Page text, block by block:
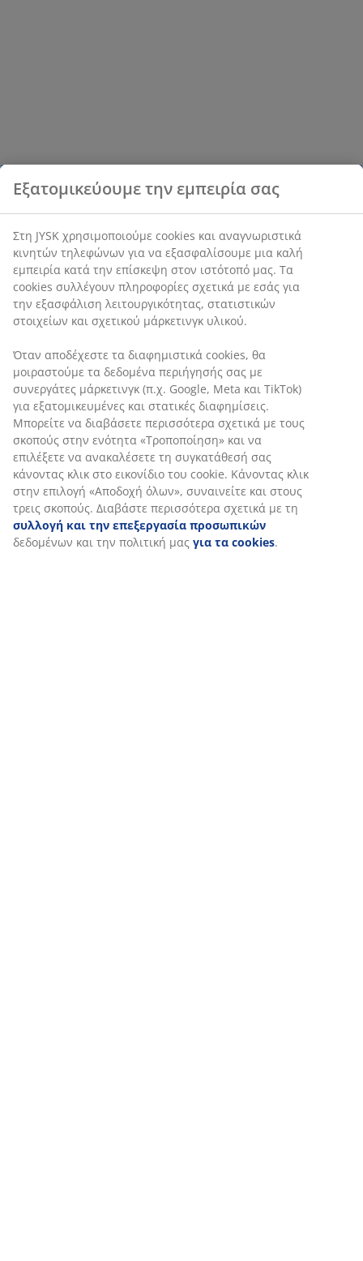
Εξατομικεύουμε την εμπειρία σας
Στη JYSK χρησιμοποιούμε cookies και αναγνωριστικά
κινητών τηλεφώνων για να εξασφαλίσουμε μια καλή
εμπειρία κατά την επίσκεψη στον ιστότοπό μας. Τα
cookies συλλέγουν πληροφορίες σχετικά με εσάς για
την εξασφάλιση λειτουργικότητας, στατιστικών
στοιχείων και σχετικού μάρκετινγκ υλικού.
Όταν αποδέχεστε τα διαφημιστικά cookies, θα
μοιραστούμε τα δεδομένα περιήγησής σας με
συνεργάτες μάρκετινγκ (π.χ. Google, Meta και TikTok)
για εξατομικευμένες και στατικές διαφημίσεις.
Μπορείτε να διαβάσετε περισσότερα σχετικά με τους
σκοπούς στην ενότητα «Τροποποίηση» και να
επιλέξετε να ανακαλέσετε τη συγκατάθεσή σας
κάνοντας κλικ στο εικονίδιο του cookie. Κάνοντας κλικ
στην επιλογή «Αποδοχή όλων», συναινείτε και στους
τρεις σκοπούς. Διαβάστε περισσότερα σχετικά με τη
συλλογή και την επεξεργασία προσωπικών
δεδομένων και την πολιτική μας για τα cookies.